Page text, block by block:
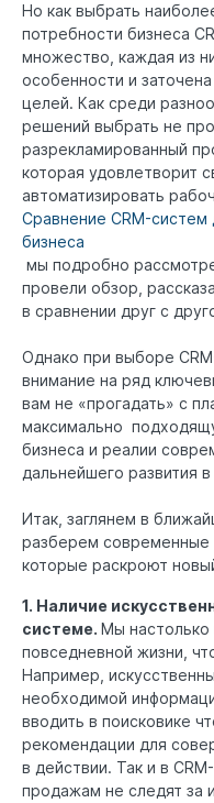
Но как выбрать
потребности бизнеса
множество, каждая из
особенности и
целей. Как среди
решений выбрать не
разрекламированный
которая удовлетворит
автоматизировать
Сравнение CRM-систем
бизнеса
мы подробно
провели обзор,
в сравнении друг с
Однако при выборе
внимание на ряд
вам не «прогадать» с
максимально
бизнеса и реалии
дальнейшего развития
Итак, заглянем в
разберем современные
которые раскроют
1. Наличие
системе. Мы настолько
повседневной жизни,
Например,
необходимой
вводить в поисковике
рекомендации для
в действии. Так и в
продажам не следят за